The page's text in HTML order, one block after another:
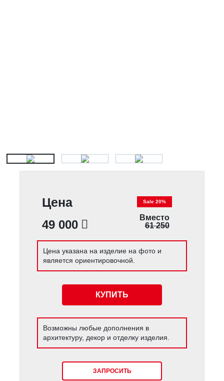
Цена
49 000
Sale 20%
Вместо
61 250
Цена указана на изделие на фото и
является ориентировочной.
КУПИТЬ
Возможны любые дополнения в
архитектуру, декор и отделку изделия.
ЗАПРОСИТЬ